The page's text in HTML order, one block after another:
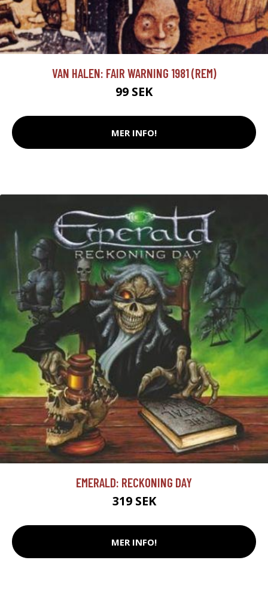
VAN HALEN: FAIR WARNING 1981 (REM)
99 SEK
MER INFO!
EMERALD: RECKONING DAY
319 SEK
MER INFO!